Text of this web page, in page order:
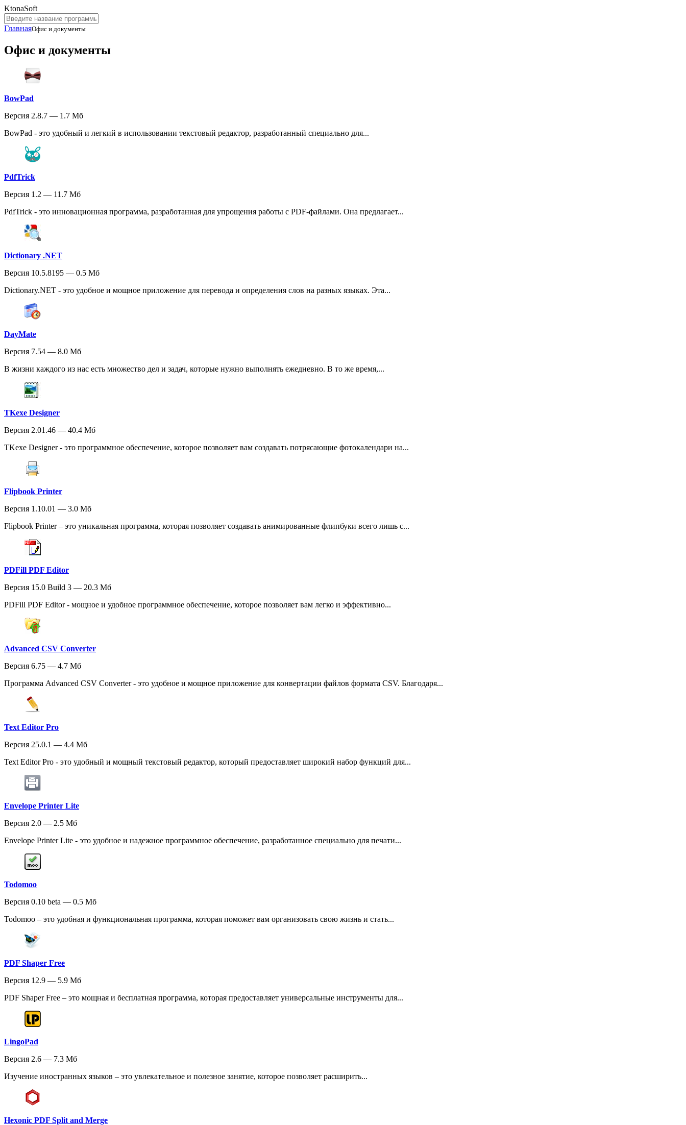
KtonaSoft
ГлавнаяОфис и документы
Офис и документы
BowPad
Версия 2.8.7 — 1.7 Мб
BowPad - это удобный и легкий в использовании текстовый редактор, разработанный специально для...
PdfTrick
Версия 1.2 — 11.7 Мб
PdfTrick - это инновационная программа, разработанная для упрощения работы с PDF-файлами. Она предлагает...
Dictionary .NET
Версия 10.5.8195 — 0.5 Мб
Dictionary.NET - это удобное и мощное приложение для перевода и определения слов на разных языках. Эта...
DayMate
Версия 7.54 — 8.0 Мб
В жизни каждого из нас есть множество дел и задач, которые нужно выполнять ежедневно. В то же время,...
TKexe Designer
Версия 2.01.46 — 40.4 Мб
TKexe Designer - это программное обеспечение, которое позволяет вам создавать потрясающие фотокалендари на...
Flipbook Printer
Версия 1.10.01 — 3.0 Мб
Flipbook Printer – это уникальная программа, которая позволяет создавать анимированные флипбуки всего лишь с...
PDFill PDF Editor
Версия 15.0 Build 3 — 20.3 Мб
PDFill PDF Editor - мощное и удобное программное обеспечение, которое позволяет вам легко и эффективно...
Advanced CSV Converter
Версия 6.75 — 4.7 Мб
Программа Advanced CSV Converter - это удобное и мощное приложение для конвертации файлов формата CSV. Благодаря...
Text Editor Pro
Версия 25.0.1 — 4.4 Мб
Text Editor Pro - это удобный и мощный текстовый редактор, который предоставляет широкий набор функций для...
Envelope Printer Lite
Версия 2.0 — 2.5 Мб
Envelope Printer Lite - это удобное и надежное программное обеспечение, разработанное специально для печати...
Todomoo
Версия 0.10 beta — 0.5 Мб
Todomoo – это удобная и функциональная программа, которая поможет вам организовать свою жизнь и стать...
PDF Shaper Free
Версия 12.9 — 5.9 Мб
PDF Shaper Free – это мощная и бесплатная программа, которая предоставляет универсальные инструменты для...
LingoPad
Версия 2.6 — 7.3 Мб
Изучение иностранных языков – это увлекательное и полезное занятие, которое позволяет расширить...
Hexonic PDF Split and Merge